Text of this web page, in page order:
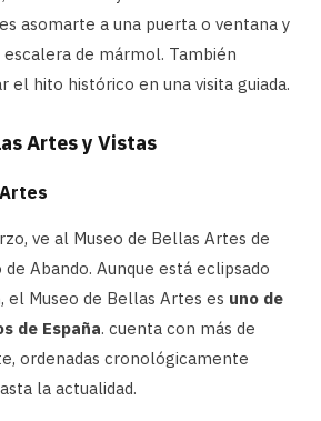
asomarte a una puerta o ventana y
de mármol. También
el hito histórico en una visita guiada.
Artes y Vistas
ve al Museo de Bellas Artes de
Abando. Aunque está eclipsado
el Museo de Bellas Artes es uno de
de España. cuenta con más de
ordenadas cronológicamente
la actualidad.